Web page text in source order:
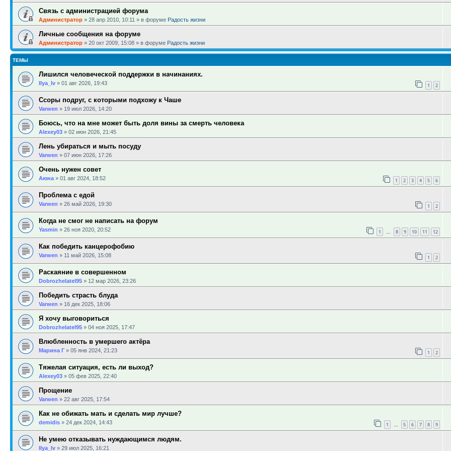
Связь с администрацией форума
Администратор » 28 апр 2010, 10:11 » в форуме Радость жизни
Личные сообщения на форуме
Администратор » 20 окт 2009, 15:08 » в форуме Радость жизни
ТЕМЫ
Лишился человеческой поддержки в начинаниях.
Ilya_Iv » 01 авг 2026, 19:43 1 2
Ссоры подруг, с которыми подхожу к Чаше
Varwen » 19 июл 2026, 14:20
Боюсь, что на мне может быть доля вины за смерть человека
Alexey03 » 02 июн 2026, 21:45
Лень убираться и мыть посуду
Varwen » 07 июн 2026, 17:26
Очень нужен совет
Аюна » 01 авг 2024, 18:52 1 2 3 4 5 6
Проблема с едой
Varwen » 26 май 2026, 19:30 1 2
Когда не смог не написать на форум
Yasmin » 26 ноя 2020, 20:52 1 … 8 9 10 11 12
Как победить канцерофобию
Varwen » 11 май 2026, 15:08 1 2
Раскаяние в совершенном
Dobrozhelatel95 » 12 мар 2026, 23:26
Победить страсть блуда
Varwen » 16 дек 2025, 18:06
Я хочу выговориться
Dobrozhelatel95 » 04 ноя 2025, 17:47
Влюбленность в умершего актёра
Марина Г » 05 янв 2024, 21:23 1 2
Тяжелая ситуация, есть ли выход?
Alexey03 » 05 фев 2025, 22:40
Прощение
Varwen » 22 авг 2025, 17:54
Как не обижать мать и сделать мир лучше?
demidis » 24 дек 2024, 14:43 1 … 5 6 7 8 9
Не умею отказывать нуждающимся людям.
Ilya_Iv » 29 июл 2025, 16:21